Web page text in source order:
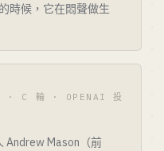
時候，它在悶聲做生
· C 輪 · OPENAI 投
Andrew Mason（前